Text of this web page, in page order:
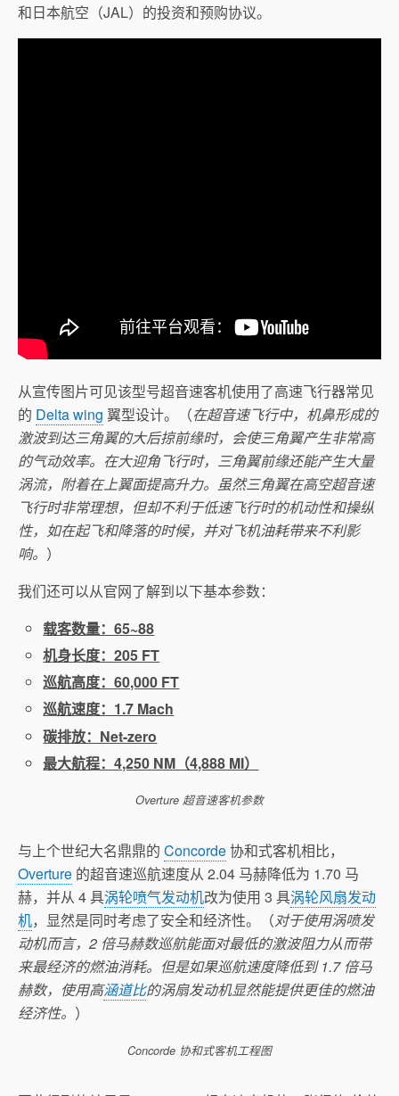
和日本航空（JAL）的投资和预购协议。
从宣传图片可见该型号超音速客机使用了高速飞行器常见
的 Delta wing 翼型设计。（在超音速飞行中，机鼻形成的
激波到达三角翼的大后掠前缘时，会使三角翼产生非常高
的气动效率。在大迎角飞行时，三角翼前缘还能产生大量
涡流，附着在上翼面提高升力。虽然三角翼在高空超音速
飞行时非常理想，但却不利于低速飞行时的机动性和操纵
性，如在起飞和降落的时候，并对飞机油耗带来不利影
响。 ）
我们还可以从官网了解到以下基本参数：
载客数量：65~88
机身长度：205 FT
巡航高度：60,000 FT
巡航速度：1.7 Mach
碳排放：Net-zero
最大航程：4,250 NM（4,888 MI）
Overture 超音速客机参数
与上个世纪大名鼎鼎的 Concorde协和式客机相比，
Overture 的超音速巡航速度从 2.04 马赫降低为 1.70 马
赫，并从 4 具涡轮喷气发动机改为使用 3 具涡轮风扇发动
机，显然是同时考虑了安全和经济性。（对于使用涡喷发
动机而言，2 倍马赫数巡航能面对最低的激波阻力从而带
来最经济的燃油消耗。但是如果巡航速度降低到 1.7 倍马
赫数，使用高涵道比的涡扇发动机显然能提供更佳的燃油
经济性。 ）
Concorde 协和式客机工程图